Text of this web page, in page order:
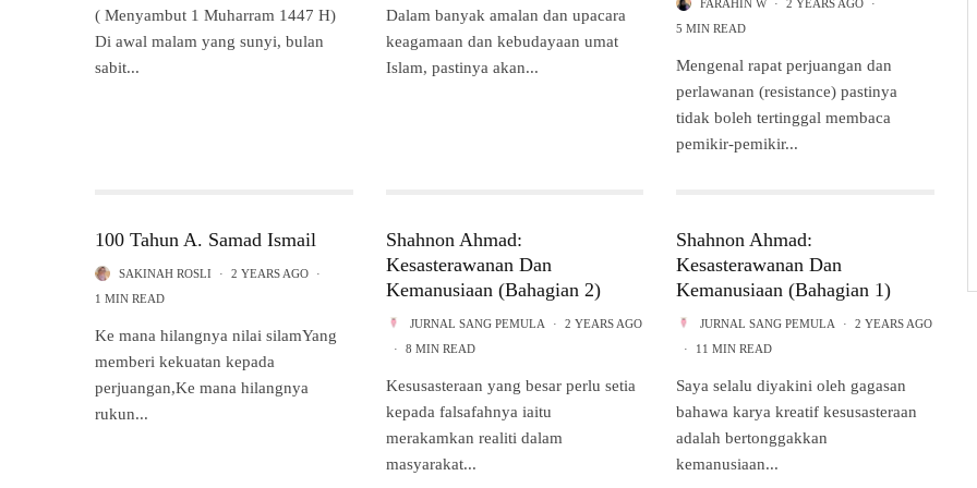
( Menyambut 1 Muharram 1447 H)
Di awal malam yang sunyi, bulan
sabit...
Dalam banyak amalan dan upacara
keagamaan dan kebudayaan umat
Islam, pastinya akan...
FARAHIN W · 2 YEARS AGO
·
5 MIN READ
Mengenal rapat perjuangan dan
perlawanan (resistance) pastinya
tidak boleh tertinggal membaca
pemikir-pemikir...
100 Tahun A. Samad Ismail
SAKINAH ROSLI · 2 YEARS AGO
·
1 MIN READ
Ke mana hilangnya nilai silamYang
memberi kekuatan kepada
perjuangan,Ke mana hilangnya
rukun...
Shahnon Ahmad:
Kesasterawanan Dan
Kemanusiaan (Bahagian 2)
JURNAL SANG PEMULA ·
2 YEARS AGO
·
8 MIN READ
Kesusasteraan yang besar perlu setia
kepada falsafahnya iaitu
merakamkan realiti dalam
masyarakat...
Shahnon Ahmad:
Kesasterawanan Dan
Kemanusiaan (Bahagian 1)
JURNAL SANG PEMULA ·
2 YEARS AGO
·
11 MIN READ
Saya selalu diyakini oleh gagasan
bahawa karya kreatif kesusasteraan
adalah bertonggakkan
kemanusiaan...